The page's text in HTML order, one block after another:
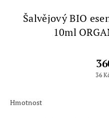
Šalvějový BIO
10ml
36
Hmotnost